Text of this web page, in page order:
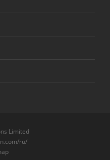
Limited
ru/